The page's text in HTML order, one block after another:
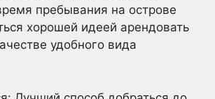
пребывания на острове
хорошей идеей арендовать
удобного вида